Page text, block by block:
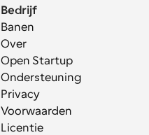
Bedrijf
Banen
Over
Open Startup
Ondersteuning
Privacy
Voorwaarden
Licentie